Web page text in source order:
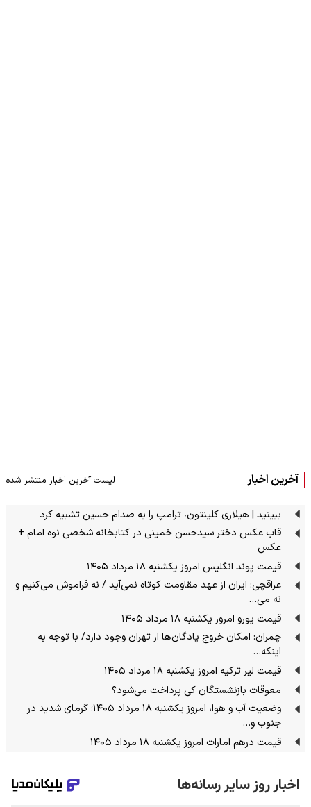
آخرین اخبار لیست آخرین اخبار منتشر شده
ببینید | هیلاری کلینتون، ترامپ را به صدام حسین تشبیه کرد
قاب عکس دختر سیدحسن خمینی در کتابخانه شخصی نوه امام +
عکس
قیمت پوند انگلیس امروز یکشنبه ۱۸ مرداد ۱۴۰۵
عراقچی: ایران از عهد مقاومت کوتاه نمی‌آید / نه فراموش می‌کنیم و
نه می…
قیمت یورو امروز یکشنبه ۱۸ مرداد ۱۴۰۵
چمران: امکان خروج پادگان‌ها از تهران وجود دارد/ با توجه به
اینکه…
قیمت لیر ترکیه امروز یکشنبه ۱۸ مرداد ۱۴۰۵
معوقات بازنشستگان کی پرداخت می‌شود؟
وضعیت آب و هوا، امروز یکشنبه ۱۸ مرداد ۱۴۰۵؛ گرمای شدید در
جنوب و…
قیمت درهم امارات امروز یکشنبه ۱۸ مرداد ۱۴۰۵